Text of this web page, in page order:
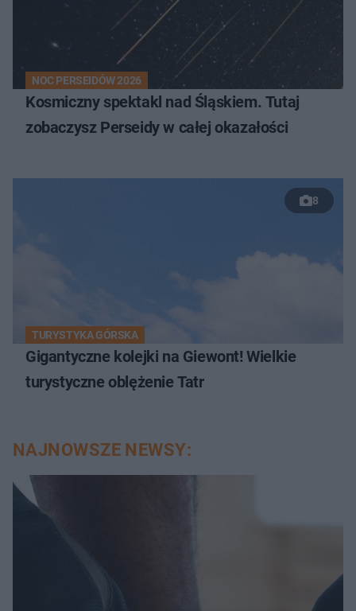
NOC PERSEIDÓW 2026
Kosmiczny spektakl nad Śląskiem. Tutaj
zobaczysz Perseidy w całej okazałości
8
TURYSTYKA GÓRSKA
Gigantyczne kolejki na Giewont! Wielkie
turystyczne oblężenie Tatr
NAJNOWSZE NEWSY: